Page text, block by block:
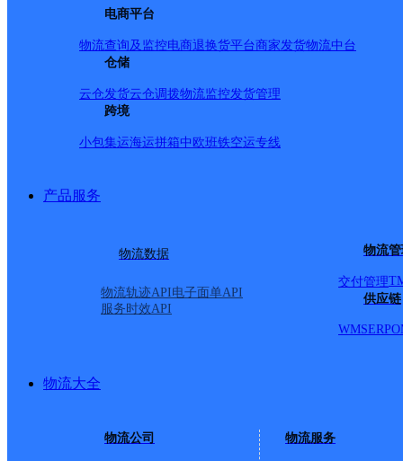
电商平台
物流查询及监控电商退换货平台商家发货物流中台
仓储
云仓发货云仓调拨物流监控发货管理
跨境
小包集运海运拼箱中欧班铁空运专线
产品服务
物流数据
物流轨迹API电子面单API
服务时效API
物流
交付管理
供应链
WMSERP
物流大全
物流公司 物流服务
网点地址：北京市平谷城区
网点负责人：